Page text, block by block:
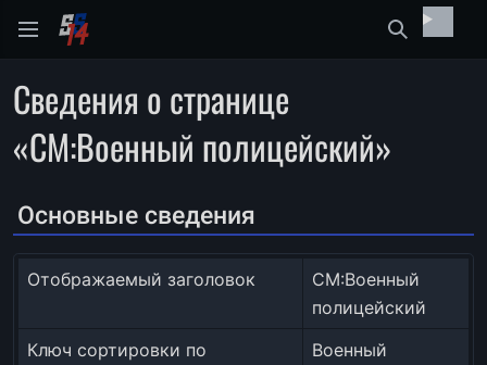
Найти
Сведения о странице
«CM:Военный полицейский»
Основные сведения
Отображаемый заголовок
CM:Военный
полицейский
Ключ сортировки по
Военный